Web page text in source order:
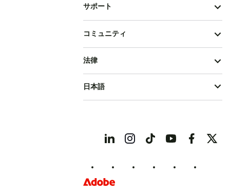
サポート
コミュニティ
法律
日本語